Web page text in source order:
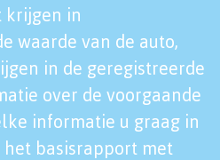
in
waarde van de auto,
in de geregistreerde
over de voorgaande
informatie u graag in
basisrapport met